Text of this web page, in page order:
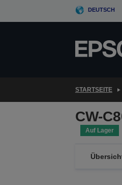
DEUTSCH
STARTSEITE
CW-
Auf Lager